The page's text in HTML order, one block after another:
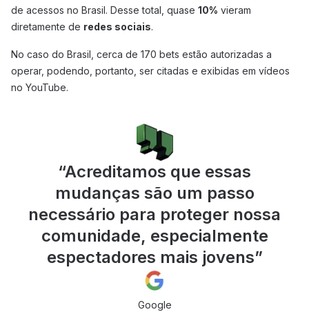
de acessos no Brasil. Desse total, quase 10% vieram
diretamente de redes sociais.
No caso do Brasil, cerca de 170 bets estão autorizadas a
operar, podendo, portanto, ser citadas e exibidas em vídeos
no YouTube.
“Acreditamos que essas
mudanças são um passo
necessário para proteger nossa
comunidade, especialmente
espectadores mais jovens”
Google